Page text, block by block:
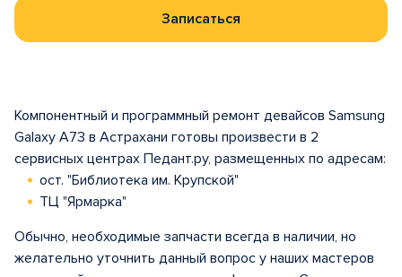
Записаться
Компонентный и программный ремонт девайсов Samsung
Galaxy A73 в Астрахани готовы произвести в 2
сервисных центрах Педант.ру, размещенных по адресам:
ост. "Библиотека им. Крупской"
ТЦ "Ярмарка"
Обычно, необходимые запчасти всегда в наличии, но
желательно уточнить данный вопрос у наших мастеров